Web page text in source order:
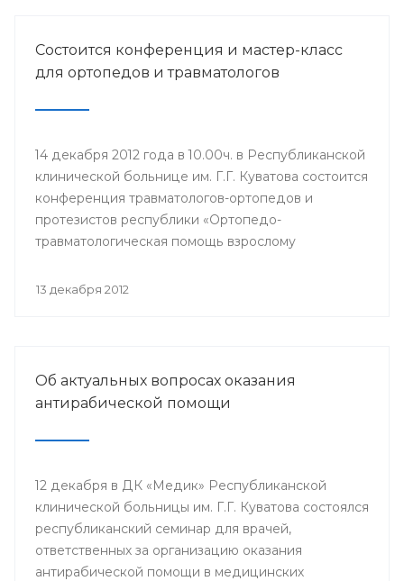
Состоится конференция и мастер-класс
для ортопедов и травматологов
14 декабря 2012 года в 10.00ч. в Республиканской
клинической больнице им. Г.Г. Куватова состоится
конференция травматологов-ортопедов и
протезистов республики «Ортопедо-
травматологическая помощь взрослому
Мероприятие организовано Минздравом РБ в
13 декабря 2012
Об актуальных вопросах оказания
антирабической помощи
12 декабря в ДК «Медик» Республиканской
клинической больницы им. Г.Г. Куватова состоялся
республиканский семинар для врачей,
ответственных за организацию оказания
антирабической помощи в медицинских